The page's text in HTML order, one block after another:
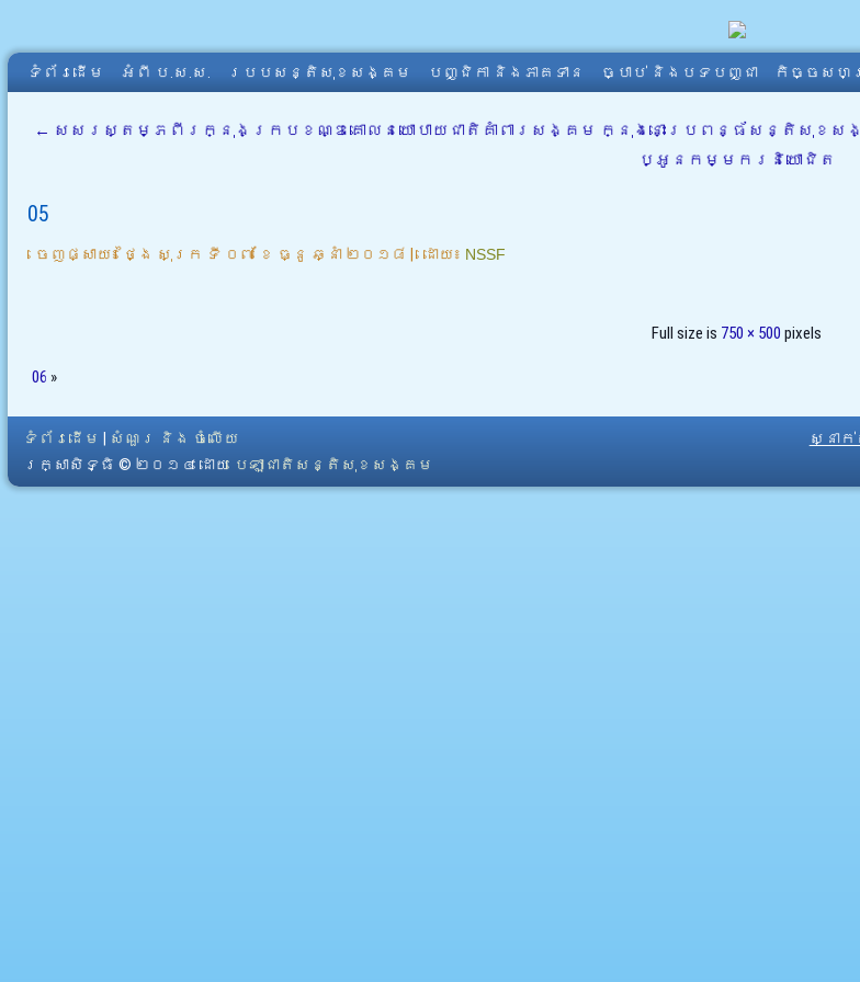
ទំព័រដើម អំពី​ ប.ស.ស. របបសន្តិសុខសង្គម បញ្ជិកា និងភាគទាន ច្បាប់ និងបទបញ្ជា កិច្ចសហ
← សសរស្តម្ភពីរក្នុងក្របខណ្ឌគោលនយោបាយជាតិគាំពារសង្គម ក្នុងនោះប្រពន្ធ័សន្តិសុខស
ប្អូនកម្មករនិយោជិត
05
ចេញផ្សាយ៖ ថ្ងៃ សុក្រ ទី ០៧ ខែ ធ្នូ ឆ្នាំ ២០១៨ | ដោយ៖ NSSF
Full size is 750 × 500 pixels
06 »
ទំព័រដើម
សំណួរ និង ចំលើយ
រក្សាសិទ្ធិ © ២០១៤ ដោយ​ បេឡាជាតិសន្តិសុខសង្គម
ស្នា